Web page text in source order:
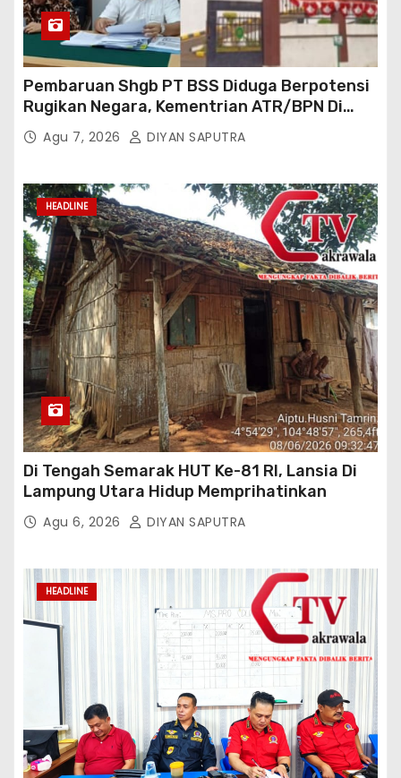
Pembaruan Shgb PT BSS Diduga Berpotensi
Rugikan Negara, Kementrian ATR/BPN Di
Gugat Di PTUN Jakarta
Agu 7, 2026 DIYAN SAPUTRA
HEADLINE
Di Tengah Semarak HUT Ke-81 RI, Lansia Di
Lampung Utara Hidup Memprihatinkan
Agu 6, 2026 DIYAN SAPUTRA
HEADLINE